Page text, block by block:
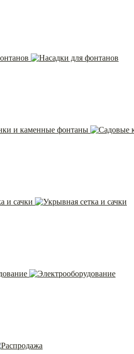
и каменные фонтаны
и сачки